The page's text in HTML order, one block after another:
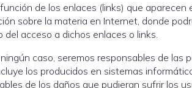
de los enlaces (links) que
sobre la materia en Internet, donde
del acceso a dichos enlaces o links.
caso, seremos responsables de las
los producidos en sistemas
de los daños que pudieran sufrir los